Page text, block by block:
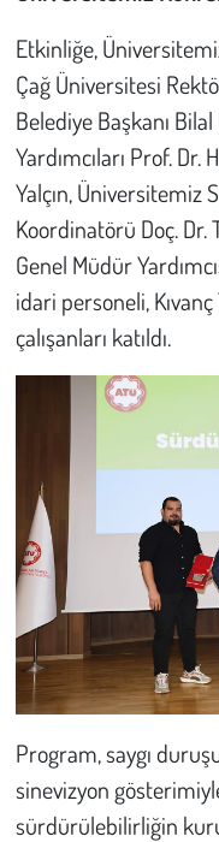
Etkinliğe,
Çağ Üniversitesi
Belediye Başkanı
Yardımcıları Prof. Dr.
Yalçın,
Koordinatörü Doç. Dr.
Genel Müdür
idari personeli,
çalışanları katıldı.
Program, saygı
sinevizyon
sürdürülebilirliğin
Çevre
Galeri
Günün İçinden
Vefat İlanları
Tarih
Son Dakika
Kent
Eğlence